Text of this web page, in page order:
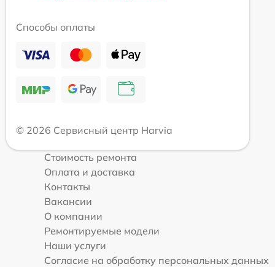
Способы оплаты
© 2026 Сервисный центр Harvia
Стоимость ремонта
Оплата и доставка
Контакты
Вакансии
О компании
Ремонтируемые модели
Наши услуги
Согласие на обработку персональных данных